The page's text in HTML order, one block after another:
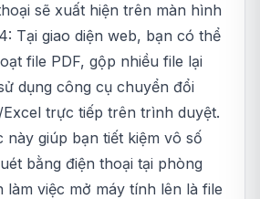
sẽ xuất hiện trên màn hình
Tại giao diện web, bạn có thể
file PDF, gộp nhiều file lại
dụng công cụ chuyển đổi
Excel trực tiếp trên trình duyệt.
này giúp bạn tiết kiệm vô số
bằng điện thoại tại phòng
làm việc mở máy tính lên là file